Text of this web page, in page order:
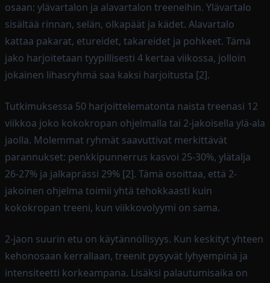
osaan: ylävartalon ja alavartalon treeneihin. Ylävartalo
sisältää rinnan, selän, olkapäät ja kädet. Alavartalo
kattaa pakarat, etureidet, takareidet ja pohkeet. Tämä
jako harjoitetaan tyypillisesti 4 kertaa viikossa, jolloin
jokainen lihasryhmä saa kaksi harjoitusta [2].
Tutkimuksessa 50 harjoittelematonta naista treenasi 12
viikkoa joko kokokropan ohjelmalla tai 2-jakoisella ylä-ala
jaolla. Molemmat ryhmät saavuttivat merkittävät
parannukset: penkkipunnerrus kasvoi 25-30%, ylätalja
26-27% ja jalkaprässi 29% [2]. Tämä osoittaa, että 2-
jakoinen ohjelma toimii yhtä tehokkaasti kuin
kokokropan treeni, kun viikkovolyymi on sama.
2-jaon suurin etu on käytännöllisyys. Kun keskityt yhteen
kehonosaan kerrallaan, treenit pysyvät lyhyempinä ja
intensiteetti korkeampana. Lisäksi palautumisaika on